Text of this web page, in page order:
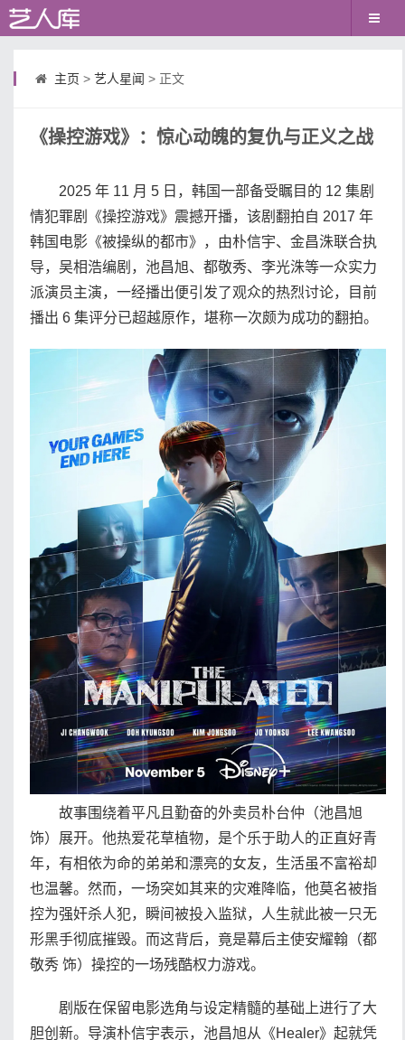
主页 > 艺人星闻 > 正文
《操控游戏》：惊心动魄的复仇与正义之战
2025 年 11 月 5 日，韩国一部备受瞩目的 12 集剧
情犯罪剧《操控游戏》震撼开播，该剧翻拍自 2017 年
韩国电影《被操纵的都市》，由朴信宇、金昌洙联合执
导，吴相浩编剧，池昌旭、都敬秀、李光洙等一众实力
派演员主演，一经播出便引发了观众的热烈讨论，目前
播出 6 集评分已超越原作，堪称一次颇为成功的翻拍。
故事围绕着平凡且勤奋的外卖员朴台仲（池昌旭
饰）展开。他热爱花草植物，是个乐于助人的正直好青
年，有相依为命的弟弟和漂亮的女友，生活虽不富裕却
也温馨。然而，一场突如其来的灾难降临，他莫名被指
控为强奸杀人犯，瞬间被投入监狱，人生就此被一只无
形黑手彻底摧毁。而这背后，竟是幕后主使安耀翰（都
敬秀 饰）操控的一场残酷权力游戏。
剧版在保留电影选角与设定精髓的基础上进行了大
胆创新。导演朴信宇表示，池昌旭从《Healer》起就凭